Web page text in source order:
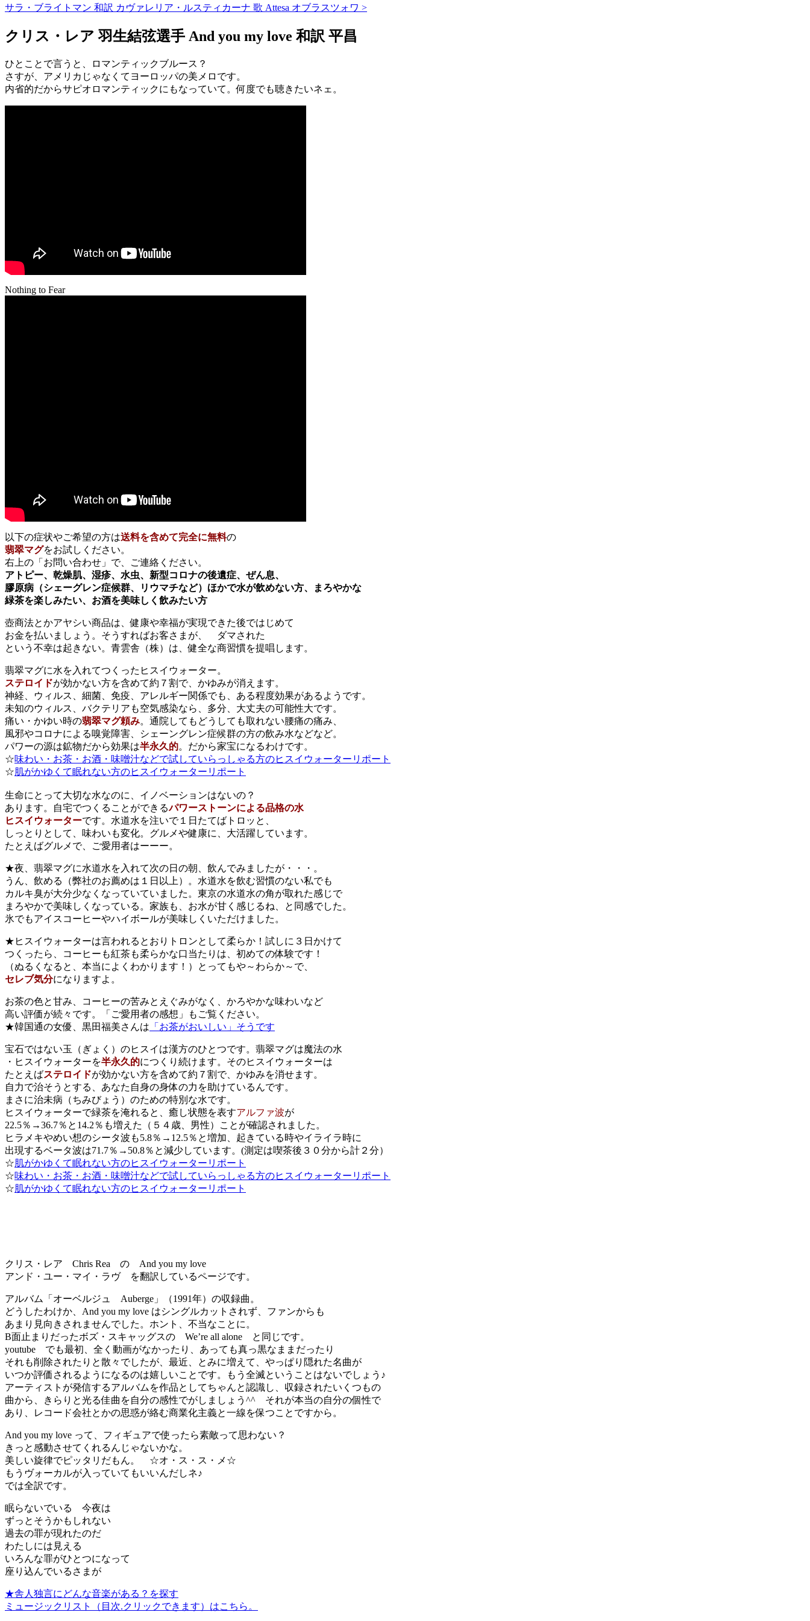
サラ・ブライトマン 和訳 カヴァレリア・ルスティカーナ 歌 Attesa オブラスツォワ >
クリス・レア 羽生結弦選手 And you my love 和訳 平昌
ひとことで言うと、ロマンティックブルース？
さすが、アメリカじゃなくてヨーロッパの美メロです。
内省的だからサピオロマンティックにもなっていて。何度でも聴きたいネェ。
Nothing to Fear
以下の症状やご希望の方は送料を含めて完全に無料の
翡翠マグをお試しください。
右上の「お問い合わせ」で、ご連絡ください。
アトピー、乾燥肌、湿疹、水虫、新型コロナの後遺症、ぜん息、
膠原病（シェーグレン症候群、リウマチなど）ほかで水が飲めない方、まろやかな
緑茶を楽しみたい、お酒を美味しく飲みたい方
壺商法とかアヤシい商品は、健康や幸福が実現できた後ではじめて
お金を払いましょう。そうすればお客さまが、 ダマされた
という不幸は起きない。青雲舎（株）は、健全な商習慣を提唱します。
翡翠マグに水を入れてつくったヒスイウォーター。
ステロイドが効かない方を含めて約７割で、かゆみが消えます。
神経、ウィルス、細菌、免疫、アレルギー関係でも、ある程度効果があるようです。
未知のウィルス、バクテリアも空気感染なら、多分、大丈夫の可能性大です。
痛い・かゆい時の翡翠マグ頼み。通院してもどうしても取れない腰痛の痛み、
風邪やコロナによる嗅覚障害、シェーングレン症候群の方の飲み水などなど。
パワーの源は鉱物だから効果は半永久的。だから家宝になるわけです。
☆味わい・お茶・お酒・味噌汁などで試していらっしゃる方のヒスイウォーターリポート
☆肌がかゆくて眠れない方のヒスイウォーターリポート
生命にとって大切な水なのに、イノベーションはないの？
あります。自宅でつくることができるパワーストーンによる品格の水
ヒスイウォーターです。水道水を注いで１日たてばトロッと、
しっとりとして、味わいも変化。グルメや健康に、大活躍しています。
たとえばグルメで、ご愛用者はーーー。
★夜、翡翠マグに水道水を入れて次の日の朝、飲んでみましたが・・・。
うん、飲める（弊社のお薦めは１日以上）。水道水を飲む習慣のない私でも
カルキ臭が大分少なくなっていていました。東京の水道水の角が取れた感じで
まろやかで美味しくなっている。家族も、お水が甘く感じるね、と同感でした。
氷でもアイスコーヒーやハイボールが美味しくいただけました。
★ヒスイウォーターは言われるとおりトロンとして柔らか！試しに３日かけて
つくったら、コーヒーも紅茶も柔らかな口当たりは、初めての体験です！
（ぬるくなると、本当によくわかります！）とってもや～わらか～で、
セレブ気分になりますよ。
お茶の色と甘み、コーヒーの苦みとえぐみがなく、かろやかな味わいなど
高い評価が続々です。「ご愛用者の感想」もご覧ください。
★韓国通の女優、黒田福美さんは 「お茶がおいしい」そうです
宝石ではない玉（ぎょく）のヒスイは漢方のひとつです。翡翠マグは魔法の水
・ヒスイウォーターを半永久的につくり続けます。そのヒスイウォーターは
たとえばステロイドが効かない方を含めて約７割で、かゆみを消せます。
自力で治そうとする、あなた自身の身体の力を助けているんです。
まさに治未病（ちみびょう）のための特別な水です。
ヒスイウォーターで緑茶を淹れると、癒し状態を表すアルファ波が
22.5％→36.7％と14.2％も増えた（５４歳、男性）ことが確認されました。
ヒラメキやめい想のシータ波も5.8％→12.5％と増加、起きている時やイライラ時に
出現するベータ波は71.7％→50.8％と減少しています。(測定は喫茶後３０分から計２分）
☆肌がかゆくて眠れない方のヒスイウォーターリポート
☆味わい・お茶・お酒・味噌汁などで試していらっしゃる方のヒスイウォーターリポート
☆肌がかゆくて眠れない方のヒスイウォーターリポート
クリス・レア Chris Rea の And you my love
アンド・ユー・マイ・ラヴ を翻訳しているページです。
アルバム「オーベルジュ Auberge」（1991年）の収録曲。
どうしたわけか、And you my love はシングルカットされず、ファンからも
あまり見向きされませんでした。ホント、不当なことに。
B面止まりだったボズ・スキャッグスの We’re all alone と同じです。
youtube でも最初、全く動画がなかったり、あっても真っ黒なままだったり
それも削除されたりと散々でしたが、最近、とみに増えて、やっぱり隠れた名曲が
いつか評価されるようになるのは嬉しいことです。もう全滅ということはないでしょう♪
アーティストが発信するアルバムを作品としてちゃんと認識し、収録されたいくつもの
曲から、きらりと光る佳曲を自分の感性でがしましょう^^ それが本当の自分の個性で
あり、レコード会社とかの思惑が絡む商業化主義と一線を保つことですから。
And you my love って、フィギュアで使ったら素敵って思わない？
きっと感動させてくれるんじゃないかな。
美しい旋律でピッタリだもん。 ☆オ・ス・ス・メ☆
もうヴォーカルが入っていてもいいんだしネ♪
では全訳です。
眠らないでいる 今夜は
ずっとそうかもしれない
過去の罪が現れたのだ
わたしには見える
いろんな罪がひとつになって
座り込んでいるさまが
★舎人独言にどんな音楽がある？を探す
ミュージックリスト（目次.クリックできます）はこちら。